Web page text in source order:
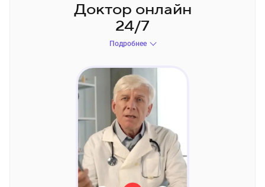
Доктор онлайн
24/7
Подробнее